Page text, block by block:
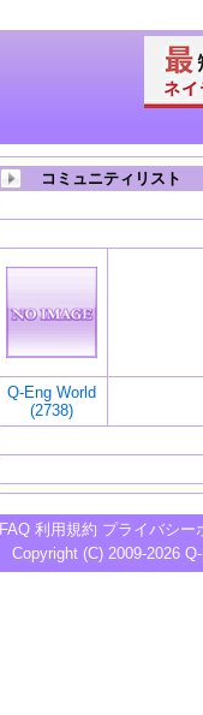
コミュニティリスト
Q-Eng World
(2738)
FAQ 利用規約 プライバシー
Copyright (C) 2009-2026